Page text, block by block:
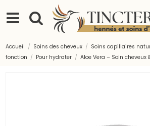
Accueil Soins des cheveux Soins capillaires
fonction
Pour hydrater Aloe Vera – Soin cheveux